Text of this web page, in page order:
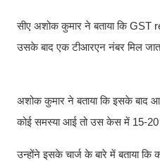
सीए अशोक कुमार ने बताया कि GST
उसके बाद एक टीआरएन नंबर मिल
अशोक कुमार ने बताया कि इसके बाद
कोई समस्या आई तो उस केस में 15-
उन्होंने इसके चार्ज के बारे में बताया